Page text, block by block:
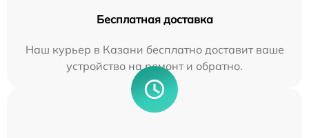
Бесплатная доставка
Наш курьер в Казани бесплатно доставит ваше
устройство на ремонт и обратно.